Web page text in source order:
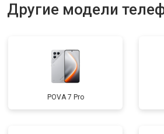
Другие модели
POVA 7 Pro